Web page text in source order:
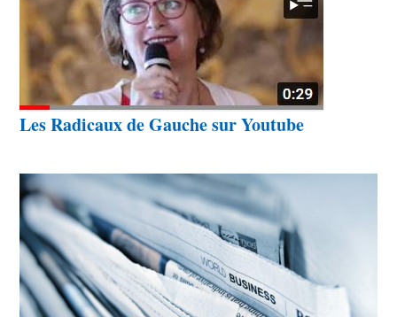
Les Radicaux de Gauche sur Youtube